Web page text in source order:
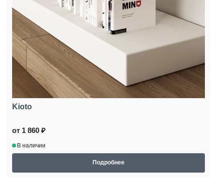
Kioto
от 1 860 ₽
В наличии
Подробнее